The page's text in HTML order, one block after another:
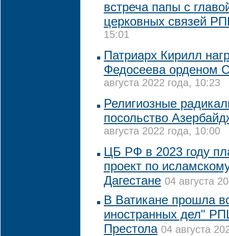
встреча папы с
церковных связей
15:01
Патриарх Кирилл
Федосеева орденом
августа 2022 года, 10:23
Религиозные
посольство
августа 2022 года, 10:00
ЦБ РФ в 2023 году
проект по
Дагестане 04 августа
В Ватикане прошла
иностранных дел"
Престола 04 августа